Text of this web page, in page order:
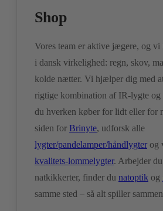
Shop
Vores team er aktive jægere, og vi
i dansk virkelighed: regn, skov,
kolde nætter. Vi hjælper dig med
rigtige kombination af IR-lygte og
du hverken køber for lidt eller for
siden for Brinyte, udforsk alle
lygter/pandelamper/håndlygter og
kvalitets-lommelygter. Arbejder
natkikkerter, finder du natoptik og
samme sted – så alt spiller